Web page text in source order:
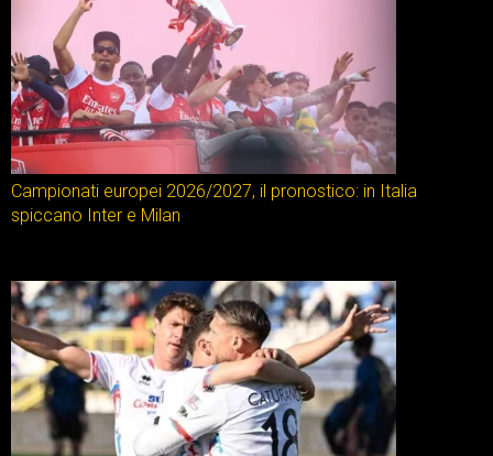
Campionati europei 2026/2027, il pronostico: in Italia
spiccano Inter e Milan